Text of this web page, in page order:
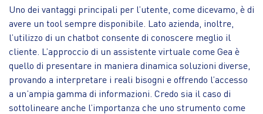
Uno dei vantaggi principali per l’utente, come dicevamo, è di
avere un tool sempre disponibile. Lato azienda, inoltre,
l’utilizzo di un chatbot consente di conoscere meglio il
cliente. L’approccio di un assistente virtuale come Gea è
quello di presentare in maniera dinamica soluzioni diverse,
provando a interpretare i reali bisogni e offrendo l’accesso
a un’ampia gamma di informazioni. Credo sia il caso di
sottolineare anche l’importanza che uno strumento come